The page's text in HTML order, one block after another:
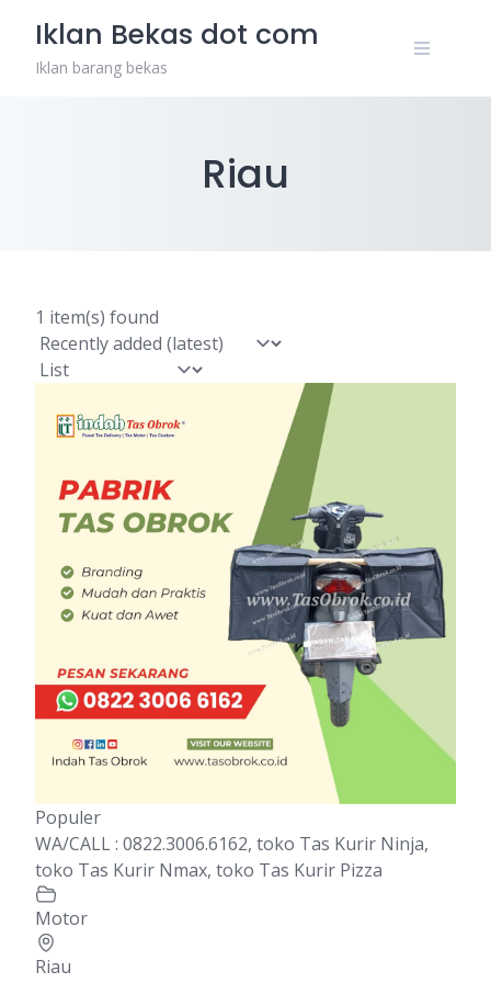
content
Iklan Bekas dot com
Iklan barang bekas
Riau
1 item(s) found
Populer
WA/CALL : 0822.3006.6162, toko Tas Kurir Ninja,
toko Tas Kurir Nmax, toko Tas Kurir Pizza
Motor
Riau